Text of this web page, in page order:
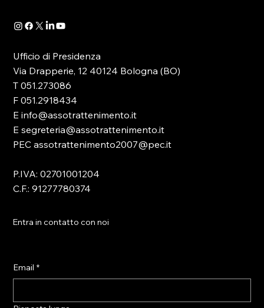
Ufficio di Presidenza
Via Drapperie, 12 40124 Bologna (BO)
T 051.273086
F 051.2918434
E info@assotrattenimento.it
E segreteria@assotrattenimento.it
PEC assotrattenimento2007@pec.it
P.IVA: 02701001204
C.F.: 91277780374
Entra in contatto con noi
Email *